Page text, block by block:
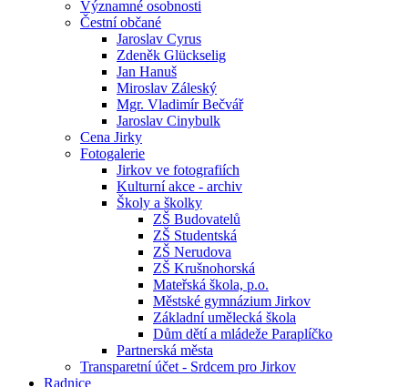
Významné osobnosti
Čestní občané
Jaroslav Cyrus
Zdeněk Glückselig
Jan Hanuš
Miroslav Záleský
Mgr. Vladimír Bečvář
Jaroslav Cinybulk
Cena Jirky
Fotogalerie
Jirkov ve fotografiích
Kulturní akce - archiv
Školy a školky
ZŠ Budovatelů
ZŠ Studentská
ZŠ Nerudova
ZŠ Krušnohorská
Mateřská škola, p.o.
Městské gymnázium Jirkov
Základní umělecká škola
Dům dětí a mládeže Paraplíčko
Partnerská města
Transparetní účet - Srdcem pro Jirkov
Radnice